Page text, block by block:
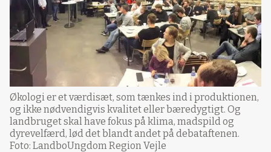
Økologi er et værdisæt, som tænkes ind i produktionen,
og ikke nødvendigvis kvalitet eller bæredygtigt. Og
landbruget skal have fokus på klima, madspild og
dyrevelfærd, lød det blandt andet på debataftenen.
Foto: LandboUngdom Region Vejle